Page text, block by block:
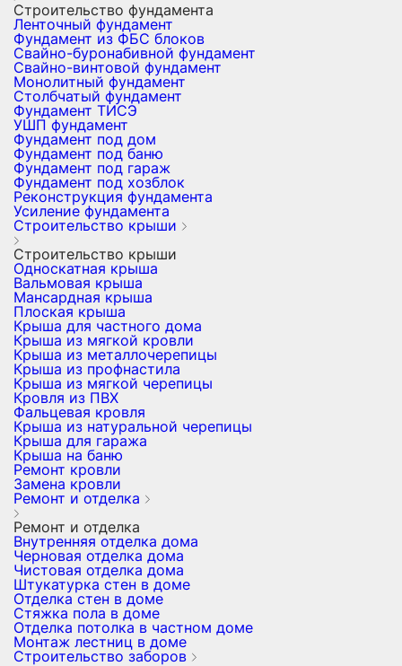
Строительство фундамента
Ленточный фундамент
Фундамент из ФБС блоков
Свайно-буронабивной фундамент
Свайно-винтовой фундамент
Монолитный фундамент
Столбчатый фундамент
Фундамент ТИСЭ
УШП фундамент
Фундамент под дом
Фундамент под баню
Фундамент под гараж
Фундамент под хозблок
Реконструкция фундамента
Усиление фундамента
Строительство крыши
Строительство крыши
Односкатная крыша
Вальмовая крыша
Мансардная крыша
Плоская крыша
Крыша для частного дома
Крыша из мягкой кровли
Крыша из металлочерепицы
Крыша из профнастила
Крыша из мягкой черепицы
Кровля из ПВХ
Фальцевая кровля
Крыша из натуральной черепицы
Крыша для гаража
Крыша на баню
Ремонт кровли
Замена кровли
Ремонт и отделка
Ремонт и отделка
Внутренняя отделка дома
Черновая отделка дома
Чистовая отделка дома
Штукатурка стен в доме
Отделка стен в доме
Стяжка пола в доме
Отделка потолка в частном доме
Монтаж лестниц в доме
Строительство заборов